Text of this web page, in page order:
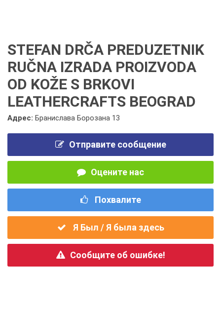
STEFAN DRČA PREDUZETNIK
RUČNA IZRADA PROIZVODA
OD KOŽE S BRKOVI
LEATHERCRAFTS BEOGRAD
Адрес: Бранислава Борозана 13
Отправите сообщение
Оцените нас
Похвалите
Я Был / Я была здесь
Сообщите об ошибке!